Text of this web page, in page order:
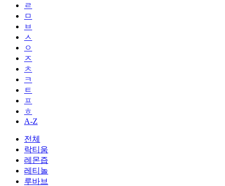
ㄹ
ㅁ
ㅂ
ㅅ
ㅇ
ㅈ
ㅊ
ㅋ
ㅌ
ㅍ
ㅎ
A-Z
전체
락티움
레몬즙
레티놀
루바브